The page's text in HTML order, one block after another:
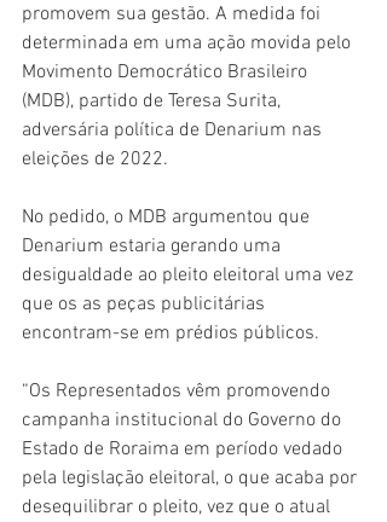
promovem sua gestão. A medida foi
determinada em uma ação movida pelo
Movimento Democrático Brasileiro
(MDB), partido de Teresa Surita,
adversária política de Denarium nas
eleições de 2022.
No pedido, o MDB argumentou que
Denarium estaria gerando uma
desigualdade ao pleito eleitoral uma vez
que os as peças publicitárias
encontram-se em prédios públicos.
“Os Representados vêm promovendo
campanha institucional do Governo do
Estado de Roraima em período vedado
pela legislação eleitoral, o que acaba por
desequilibrar o pleito, vez que o atual